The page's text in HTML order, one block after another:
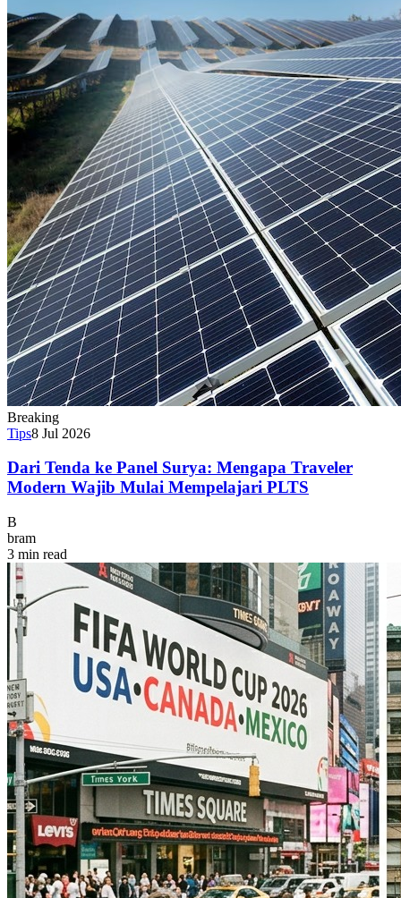
Breaking
Tips8 Jul 2026
Dari Tenda ke Panel Surya: Mengapa Traveler
Modern Wajib Mulai Mempelajari PLTS
B
bram
3 min read